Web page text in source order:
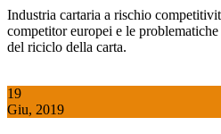
Industria cartaria a rischio
competitor europei e le
del riciclo della carta.
19
Giu, 2019